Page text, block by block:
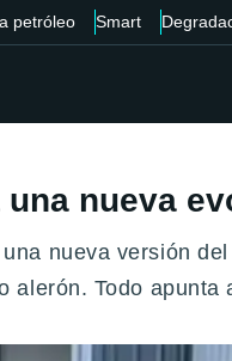
petróleo Smart
nueva
nueva versión
alerón. Todo